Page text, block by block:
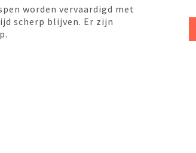
worden vervaardigd met
scherp blijven. Er zijn